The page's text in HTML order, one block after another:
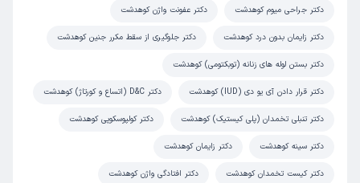
دکتر جراحی میوم کوهدشت دکتر عفونت واژن کوهدشت
دکتر زایمان بدون درد کوهدشت دکتر جلوگیری از سقط مکرر جنین کوهدشت
دکتر بستن لوله های زنانه (توبکتومی) کوهدشت
دکتر قرار دادن آی یو دی (IUD) کوهدشت دکتر D&C (اتساع و کورتاژ) کوهدشت
دکتر تنبلی تخمدان (پلی کیستیک) کوهدشت دکتر کولپوسکوپی کوهدشت
دکتر سینه کوهدشت دکتر زایمان کوهدشت
دکتر کیست تخمدان کوهدشت دکتر افتادگی واژن کوهدشت